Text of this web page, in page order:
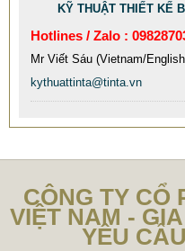
KỸ THUẬT THIẾT KẾ
Hotlines / Zalo :
Mr Viết Sáu (Vietnam/
kythuattinta@tinta.vn
CÔNG TY CỔ
VIỆT NAM -
YÊU